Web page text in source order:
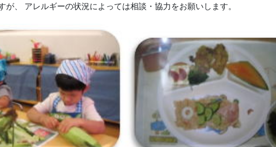
が、 アレルギーの状況によっては相談・協力をお願いします。